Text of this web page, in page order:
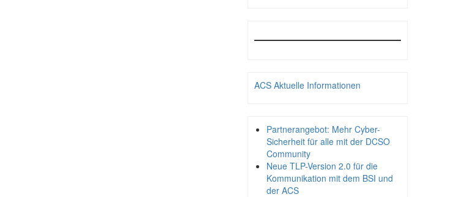
ACS Aktuelle Informationen
Partnerangebot: Mehr Cyber-
Sicherheit für alle mit der DCSO
Community
Neue TLP-Version 2.0 für die
Kommunikation mit dem BSI und
der ACS